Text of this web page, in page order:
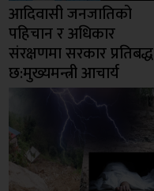
आदिवासी जनजातिको
पहिचान र अधिकार
संरक्षणमा सरकार प्रतिबद्ध
छ:मुख्यमन्त्री आचार्य